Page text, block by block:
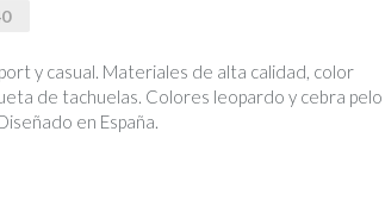
y casual. Materiales de alta calidad, color
de tachuelas. Colores leopardo y cebra pelo
en España.